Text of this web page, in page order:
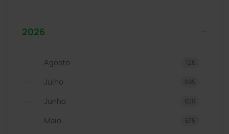
2026
Agosto 126
Julho 695
Junho 620
Maio 675